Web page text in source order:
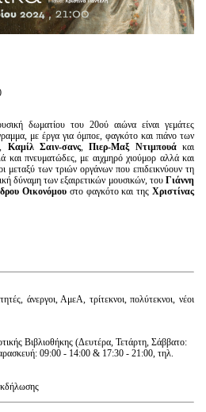
δωματίου του 20ού αιώνα είναι γεμάτες
με έργα για όμποε, φαγκότο και πιάνο των
, Καμίλ Σαιν-σανς,Πιερ-Μαξ Ντιμπουάκαι
και πνευματώδες, με αιχμηρό χιούμορ αλλά και
μεταξύ των τριών οργάνων που επιδεικνύουν τη
δύναμη των εξαιρετικών μουσικών, του Γιάννη
Οικονόμου στο φαγκότο και τηςΧριστίνας
άνεργοι, ΑμεΑ, τρίτεκνοι, πολύτεκνοι, νέοι
Βιβλιοθήκης (Δευτέρα, Τετάρτη, Σάββατο:
09:00 - 14:00 & 17:30 - 21:00, τηλ.